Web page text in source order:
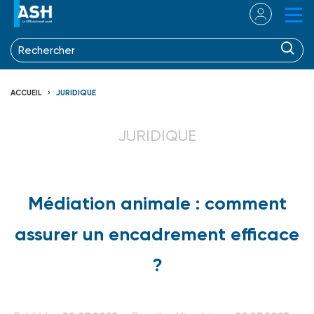
ACCUEIL JURIDIQUE
JURIDIQUE
Médiation animale : comment
assurer un encadrement efficace
?